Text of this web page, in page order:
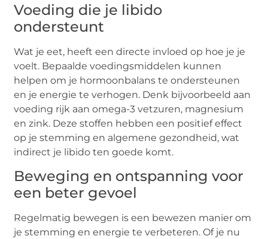
Voeding die je libido
ondersteunt
Wat je eet, heeft een directe invloed op hoe je je
voelt. Bepaalde voedingsmiddelen kunnen
helpen om je hormoonbalans te ondersteunen
en je energie te verhogen. Denk bijvoorbeeld aan
voeding rijk aan omega-3 vetzuren, magnesium
en zink. Deze stoffen hebben een positief effect
op je stemming en algemene gezondheid, wat
indirect je libido ten goede komt.
Beweging en ontspanning voor
een beter gevoel
Regelmatig bewegen is een bewezen manier om
je stemming en energie te verbeteren. Of je nu